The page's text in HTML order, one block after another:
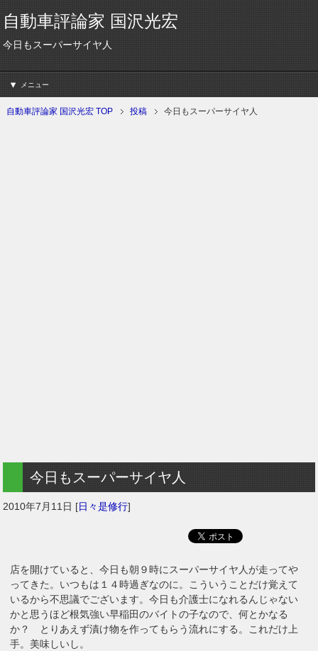
自動車評論家 国沢光宏
今日もスーパーサイヤ人
メニュー
自動車評論家 国沢光宏 TOP 投稿 今日もスーパーサイヤ人
今日もスーパーサイヤ人
2010年7月11日 [日々是修行]
店を開けていると、今日も朝９時にスーパーサイヤ人が走ってや
ってきた。いつもは１４時過ぎなのに。こういうことだけ覚えて
いるから不思議でございます。今日も介護士になれるんじゃない
かと思うほど根気強い早稲田のバイトの子なので、何とかなる
か？ とりあえず漬け物を作ってもらう流れにする。これだけ上
手。美味しいし。